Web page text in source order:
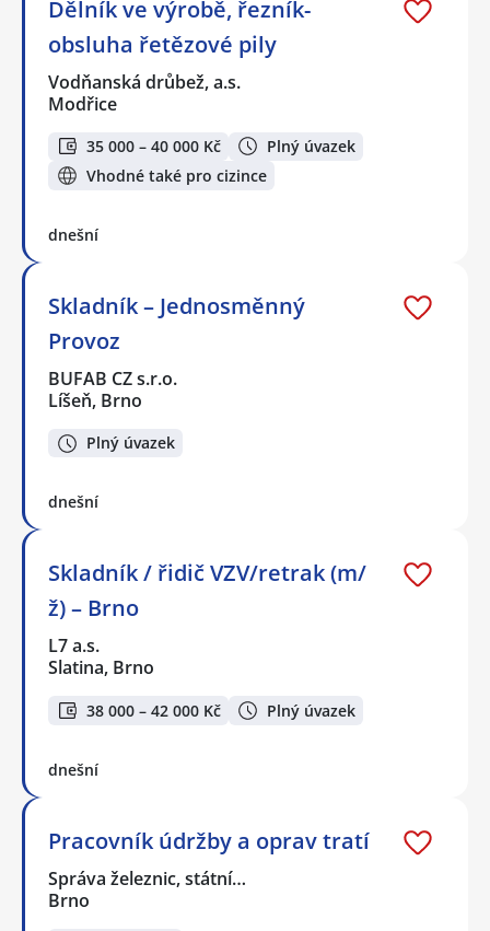
Dělník ve výrobě, řezník-
obsluha řetězové pily
Vodňanská drůbež, a.s.
Modřice
35 000 – 40 000 Kč
Plný úvazek
Vhodné také pro cizince
dnešní
Skladník – Jednosměnný
Provoz
BUFAB CZ s.r.o.
Líšeň, Brno
Plný úvazek
dnešní
Skladník / řidič VZV/retrak (m/
ž) – Brno
L7 a.s.
Slatina, Brno
38 000 – 42 000 Kč Plný úvazek
dnešní
Pracovník údržby a oprav tratí
Správa železnic, státní…
Brno